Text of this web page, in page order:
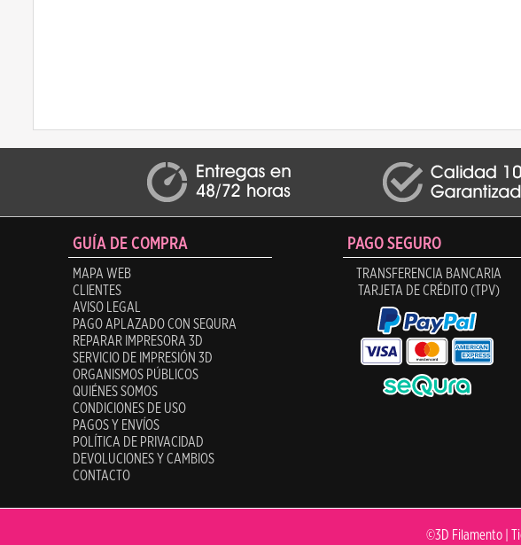
GUÍA DE COMPRA
MAPA WEB
CLIENTES
AVISO LEGAL
PAGO APLAZADO CON SEQURA
REPARAR IMPRESORA 3D
SERVICIO DE IMPRESIÓN 3D
ORGANISMOS PÚBLICOS
QUIÉNES SOMOS
CONDICIONES DE USO
PAGOS Y ENVÍOS
POLÍTICA DE PRIVACIDAD
DEVOLUCIONES Y CAMBIOS
CONTACTO
PAGO SEGURO
TRANSFERENCIA BANCARIA
TARJETA DE CRÉDITO (TPV)
©3D Filamento |